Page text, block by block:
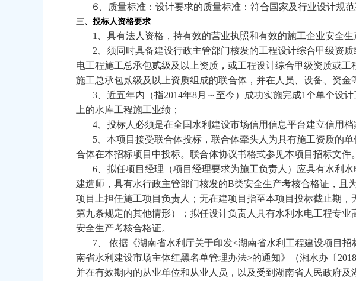
6 、质量标准：设计要求的质量标准：符合国家及行业设计规
三、投标人资格要求
1 、具有法人资格，持有效的营业执照和有效的施工企业安全生
2
须同时具备建设行政主管部门核发的工程设计综合甲级资
电工程施工总承包贰级及以上资质，或工程设计综合甲级资质或工
施工总承包贰级及以上资质组成的联合体，并在人员、设备、资
3 、近五年内 （指2014年8月～至今） 成功实施完成1个单个设计
上的水库工程施工业绩 ；
4 、投标人必须是在全国水利建设市场信用信息平台建立信用
5 、本项目接受联合体投标，联合体牵头人为具有施工资质的
合体在本招标项目中投标。联合体协议书格式参见本项目招标文件。
6 、拟任项目经理（项目经理要求为施工负责人）应具有水利
建造师，具有水行政主管部门核发的B类安全生产考核合格证，且
项目上担任施工项目负责人；无在建项目指至本项目投标截止期
第九条规定的其他情形）；拟任设计负责人具有水利水电工程专
安全生产考核合格证。
7 、 依据《湖南省水利厅关于印发<湖南省水利工程建设项目招
南省水利建设市场主体红黑名单管理办法>的通知》（湘水办〔 2018
并在有效期内的从业单位和从业人员，以及受到湖南省人民政府